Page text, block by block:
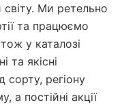
Ми ретельно
та працюємо
у каталозі
та якісні
сорту, регіону
а постійні акції